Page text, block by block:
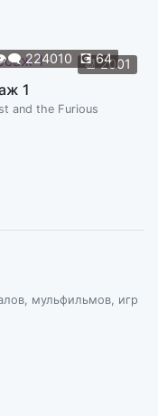
📆2001
224010 💽64
1
and the Furious
мульфильмов, игр